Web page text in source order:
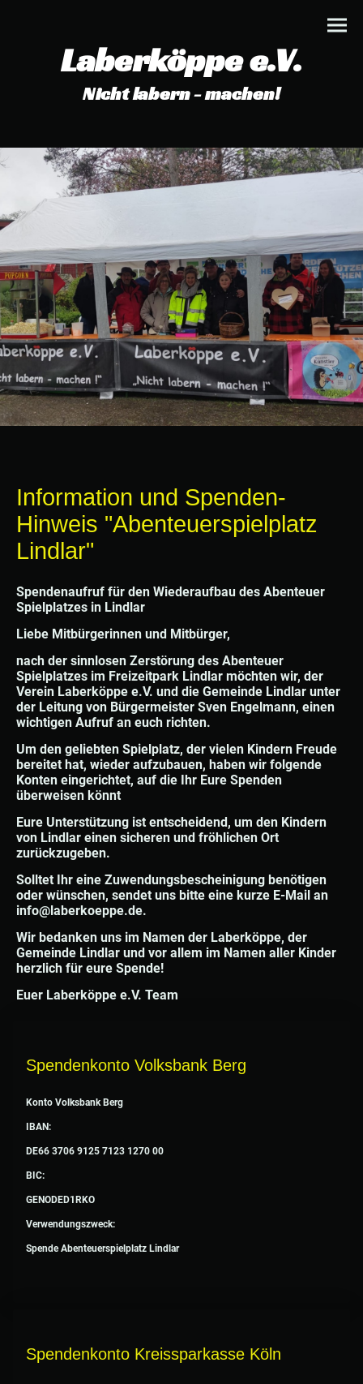
Laberköppe e.V.
Nicht labern - machen!
Information und Spenden-
Hinweis "Abenteuerspielplatz
Lindlar"
Spendenaufruf für den Wiederaufbau des Abenteuer
Spielplatzes in Lindlar
Liebe Mitbürgerinnen und Mitbürger,
nach der sinnlosen Zerstörung des Abenteuer
Spielplatzes im Freizeitpark Lindlar möchten wir, der
Verein Laberköppe e.V. und die Gemeinde Lindlar unter
der Leitung von Bürgermeister Sven Engelmann, einen
wichtigen Aufruf an euch richten.
Um den geliebten Spielplatz, der vielen Kindern Freude
bereitet hat, wieder aufzubauen, haben wir folgende
Konten eingerichtet, auf die Ihr Eure Spenden
überweisen könnt
Eure Unterstützung ist entscheidend, um den Kindern
von Lindlar einen sicheren und fröhlichen Ort
zurückzugeben.
Solltet Ihr eine Zuwendungsbescheinigung benötigen
oder wünschen, sendet uns bitte eine kurze E-Mail an
info@laberkoeppe.de.
Wir bedanken uns im Namen der Laberköppe, der
Gemeinde Lindlar und vor allem im Namen aller Kinder
herzlich für eure Spende!
Euer Laberköppe e.V. Team
Spendenkonto Volksbank Berg
Konto Volksbank Berg
IBAN:
DE66 3706 9125 7123 1270 00
BIC:
GENODED1RKO
Verwendungszweck:
Spende Abenteuerspielplatz Lindlar
Spendenkonto Kreissparkasse Köln